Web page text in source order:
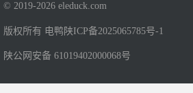
© 2019-2026 eleduck.com
版权所有 电鸭 陕ICP备2025065785号-1
陕公网安备 61019402000068号